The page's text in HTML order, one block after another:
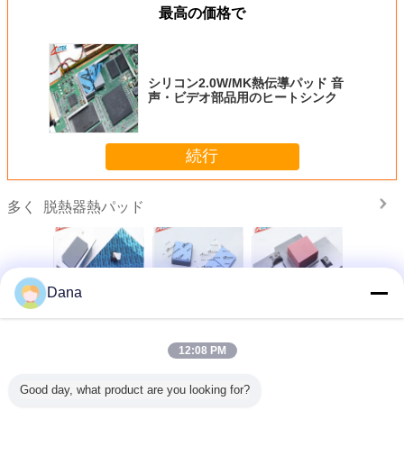
最高の価格で
シリコン2.0W/MK熱伝導パッド 音
声・ビデオ部品用のヒートシンク
続行
多く 脱熱器熱パッド
拠する
コンパ
TIF7180HM シリ
シリコンヘッドシ
伝送用の熱パッド
ディスプレイカー
イズされ
Dana
12:08 PM
Good day, what product are you looking for?